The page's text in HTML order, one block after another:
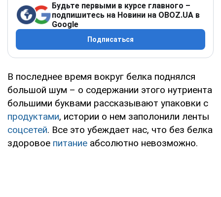
Будьте первыми в курсе главного –
подпишитесь на Новини на OBOZ.UA в
Google
Подписаться
В последнее время вокруг белка поднялся
большой шум – о содержании этого нутриента
большими буквами рассказывают упаковки с
продуктами, истории о нем заполонили ленты
соцсетей. Все это убеждает нас, что без белка
здоровое питание абсолютно невозможно.